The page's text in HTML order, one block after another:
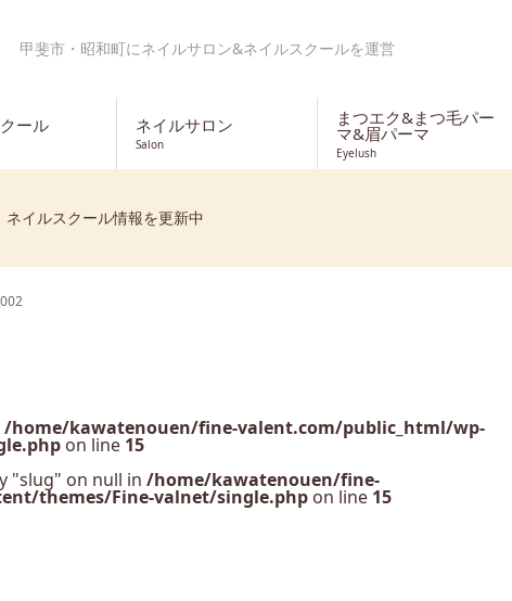
甲斐市・昭和町にネイルサロン&ネイルスクールを運営
ール ネイルサロン
Salon
まつエク&まつ毛パー
マ&眉パーマ
Eyelush
ネイルスクール情報を更新中
/home/kawatenouen/fine-valent.com/public_html/wp-
on line 15
"slug" on null in /home/kawatenouen/fine-
themes/Fine-valnet/single.php on line 15